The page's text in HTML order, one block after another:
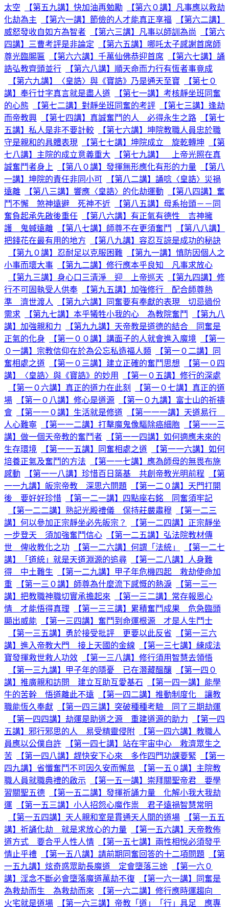
太空
【第五九講】快加油再勉勵
【第六０講】凡事應以救劫
化劫為主
【第六一講】節儉的人才能真正享福
【第六二講】
威怒發收自如方為智者
【第六三講】凡事以師訓為尚
【第六
四講】三曹考評是非論定
【第六五講】哪吒太子感謝首席師
尊光臨賜匾
【第六六講】千萬仙佛恭迎首席
【第六七講】誦
誥弘教齊頭並行
【第六八講】順天命而力行有恆者事竟成
【第六九講】〈皇誥〉與《寶誥》乃是通天至寶
【第七０
講】奉行廿字真言就是盡人道
【第七一講】考核靜坐班同奮
的心態
【第七二講】對靜坐班同奮的考評
【第七三講】逢劫
而帝教興
【第七四講】真誠奮鬥的人 必得永生之路
【第七
五講】私人是非不要計較
【第七六講】坤院教職人員忠於職
守是親和的具體表現
【第七七講】坤院成立 旋乾轉坤
【第
七八講】主院的成立意義重大
【第七九講】 上帝光照在真
誠奮鬥者身上
【第八０講】發揮無形應化有形的力量
【第八
一講】坤院的責任非同小可
【第八二講】誦唸〈皇誥〉災禍
遠離
【第八三講】響應〈皇誥〉的化劫運動
【第八四講】奮
鬥不懈 煞神遠避 死神不近
【第八五講】母系抬頭－－同
奮負起承先啟後重任
【第八六講】有正氣有德性 吉神擁
護 鬼蜮遠離
【第八七講】師尊不在更須奮鬥
【第八八講】
把錢花在最有用的地方
【第八九講】容忍互諒是成功的秘訣
【第九０講】忍耐足以克服困難
【第九一講】慎防因個人之
小事而壞大事
【第九二講】修行應本乎良知 凡事求放心
【第九三講】身心口三清淨 迎 上帝巡天
【第九四講】修
行不可固執受人供奉
【第九五講】加強修行 配合師尊熱
準 濟世渡人
【第九六講】同奮要有奉獻的表現 切忌過份
需求
【第九七講】本乎犧牲小我的心 為教院奮鬥
【第九八
講】加強親和力
【第九九講】天帝教是道德的結合 同奮是
正氣的化身
【第一００講】講面子的人就會進入魔境
【第一
０一講】宗教信仰在於為公忘私造福人類
【第一０二講】同
奮相處之道
【第一０三講】建立正確的奮鬥思想
【第一０四
講】〈皇誥〉與《寶誥》的妙用
【第一０五講】修行的深處
【第一０六講】真正的道力在此刻
【第一０七講】真正的道
場
【第一０八講】修心是道源
【第一０九講】富士山的祈禱
會
【第一一０講】生活就是修道
【第一一一講】天道易行
人心難寧
【第一一二講】打擊魔鬼像驅除癌細胞
【第一一三
講】做一個天帝教的奮鬥者
【第一一四講】如何適應未來的
生存環境
【第一一五講】同奮相處之道
【第一一六講】如何
培養正氣及奮鬥的方法
【第一一七講】應為師母的無畏布施
感動
【第一一八講】珍惜百日築基 共創帝教光明前程
【第
一一九講】皈宗帝教 深思六問題
【第一二０講】天門打開
後 要好好珍惜
【第一二一講】四點座右銘 同奮須牢記
【第一二二講】熟記光殿禮儀 保持莊嚴肅穆
【第一二三
講】何以參加正宗靜坐必先皈宗？
【第一二四講】正宗靜坐
一步登天 須加強奮鬥信心
【第一二五講】弘法院教材傳
世 俾收教化之功
【第一二六講】何謂「法統」
【第一二七
講】「道統」就是天道淵源的追尋
【第一二八講】人身難
得 中土難生
【第一二九講】甲子年危機四起 救劫使命加
重
【第一三０講】師尊為什麼流下感慨的熱淚
【第一三一
講】把教職神職切實承擔起來
【第一三二講】常存報恩心
情 才能悟得真理
【第一三三講】累積奮鬥成果 危急臨頭
顯出威能
【第一三四講】奮鬥到命運根源 才是人生鬥士
【第一三五講】勇於接受批評 更要以此反省
【第一三六
講】進入帝教大門 接上天國的金線
【第一三七講】練成法
寶發揮救世救人功效
【第一三八講】修行須用智慧去領悟
【第一三九講】甲子年的隱憂 已在潛藏醞釀
【第一四０
講】推廣親和訪問 建立互助互愛基石
【第一四一講】能學
牛的苦幹 悟道離此不遠
【第一四二講】推動制度化 讓教
職能恆久奉獻
【第一四三講】突破種種考驗 同了三期劫運
【第一四四講】劫運是助道之源 重建道源的助力
【第一四
五講】邪行邪思的人 易受精靈侵附
【第一四六講】教職人
員應以公僕自許
【第一四七講】站在宇宙中心 救濟眾生之
苦
【第一四八講】趕快安下心來 多作四門功課要緊
【第一
四九講】省懺奮鬥不可因久安而懈怠
【第一五０講】主院教
職人員就職典禮的啟示
【第一五一講】崇拜關聖帝君 要學
習關聖五德
【第一五二講】發揮祈誦力量 化解小我大我劫
運
【第一五三講】小人招怨心魔作祟 君子遠禍智慧常明
【第一五四講】天人親和室是貫通天人間的道場
【第一五五
講】祈誦化劫 就是求放心的力量
【第一五六講】天帝教佈
道方式 要合乎人性人情
【第一五七講】兩性相悅必須發乎
情止乎禮
【第一五八講】請前期同奮回答的十二項問題
【第
一五九講】炫奇惑眾助長魔道 定會墮落三途
【第一六０
講】淫念不斷必會墮落魔道萬劫不復
【第一六一講】同奮是
為救劫而生 為救劫而來
【第一六二講】修行應時運趨向
火宅就是道場
【第一六三講】帝教「道」「行」具足 應專